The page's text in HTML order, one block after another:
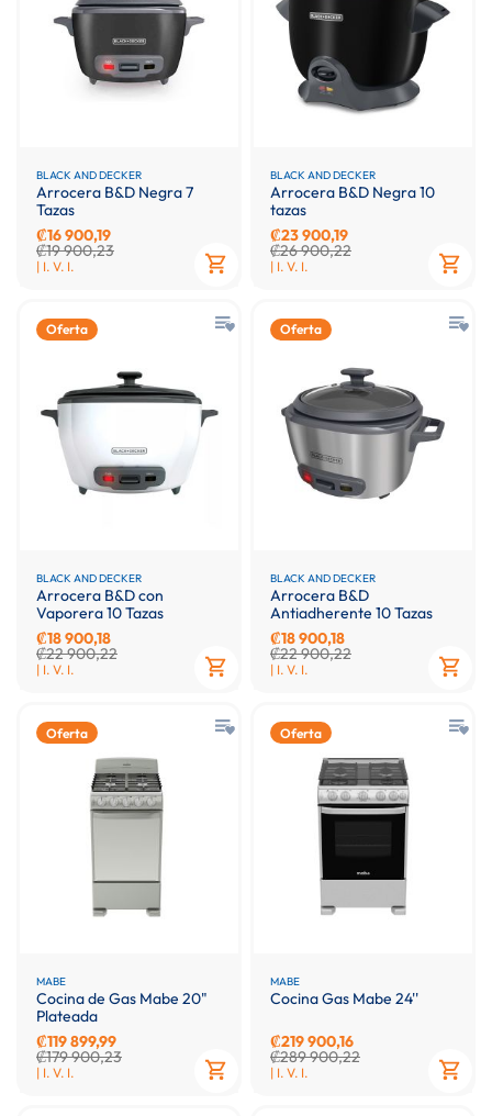
BLACK AND DECKER
Arrocera B&D Negra 7
Tazas
₡16 900,19
₡19 900,23
| I. V. I.
BLACK AND DECKER
Arrocera B&D Negra 10
tazas
₡23 900,19
₡26 900,22
| I. V. I.
Oferta
BLACK AND DECKER
Arrocera B&D con
Vaporera 10 Tazas
₡18 900,18
₡22 900,22
| I. V. I.
Oferta
BLACK AND DECKER
Arrocera B&D
Antiadherente 10 Tazas
₡18 900,18
₡22 900,22
| I. V. I.
Oferta
MABE
Cocina de Gas Mabe 20"
Plateada
₡119 899,99
₡179 900,23
| I. V. I.
Oferta
MABE
Cocina Gas Mabe 24''
₡219 900,16
₡289 900,22
| I. V. I.